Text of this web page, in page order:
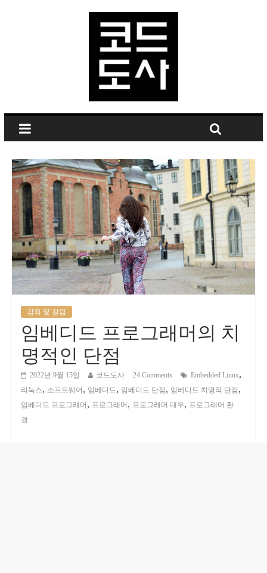
강좌 및 칼럼
임베디드 프로그래머의 치
명적인 단점
2022년 9월 15일 코드도사 24 Comments Embedded Linux,
리눅스, 소프트웨어 , 임베디드, 임베디드 단점 , 임베디드 치명적 단점 ,
임베디드 프로그래머 , 프로그래머 , 프로그래머 대우, 프로그래머 환
경